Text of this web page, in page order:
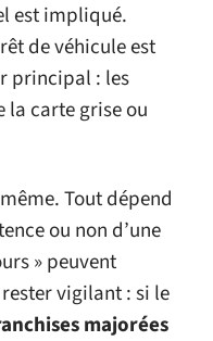
est impliqué.
de véhicule est
principal : les
la carte grise ou
Tout dépend
ou non d’une
» peuvent
vigilant : si le
majorées